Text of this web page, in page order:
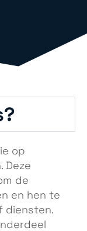
op
Deze
de
en hen te
diensten.